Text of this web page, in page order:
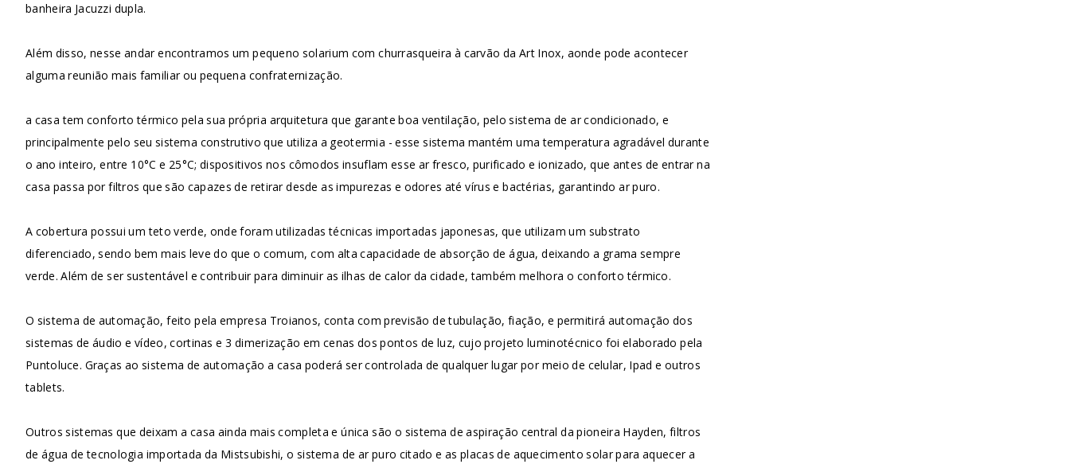
banheira Jacuzzi dupla.
Além disso, nesse andar encontramos um pequeno solarium com churrasqueira à carvão da Art Inox, aonde pode acontecer
alguma reunião mais familiar ou pequena confraternização.
a casa tem conforto térmico pela sua própria arquitetura que garante boa ventilação, pelo sistema de ar condicionado, e
principalmente pelo seu sistema construtivo que utiliza a geotermia - esse sistema mantém uma temperatura agradável durante
o ano inteiro, entre 10°C e 25°C; dispositivos nos cômodos insuflam esse ar fresco, purificado e ionizado, que antes de entrar na
casa passa por filtros que são capazes de retirar desde as impurezas e odores até vírus e bactérias, garantindo ar puro.
A cobertura possui um teto verde, onde foram utilizadas técnicas importadas japonesas, que utilizam um substrato
diferenciado, sendo bem mais leve do que o comum, com alta capacidade de absorção de água, deixando a grama sempre
verde. Além de ser sustentável e contribuir para diminuir as ilhas de calor da cidade, também melhora o conforto térmico.
O sistema de automação, feito pela empresa Troianos, conta com previsão de tubulação, fiação, e permitirá automação dos
sistemas de áudio e vídeo, cortinas e 3 dimerização em cenas dos pontos de luz, cujo projeto luminotécnico foi elaborado pela
Puntoluce. Graças ao sistema de automação a casa poderá ser controlada de qualquer lugar por meio de celular, Ipad e outros
tablets.
Outros sistemas que deixam a casa ainda mais completa e única são o sistema de aspiração central da pioneira Hayden, filtros
de água de tecnologia importada da Mistsubishi, o sistema de ar puro citado e as placas de aquecimento solar para aquecer a